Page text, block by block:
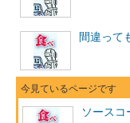
間違って
ソースコ